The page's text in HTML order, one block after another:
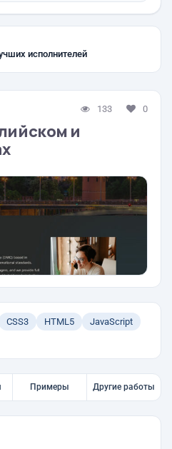
исполнителей
133 0
и
CSS3 HTML5
JavaScript
Примеры Другие работы